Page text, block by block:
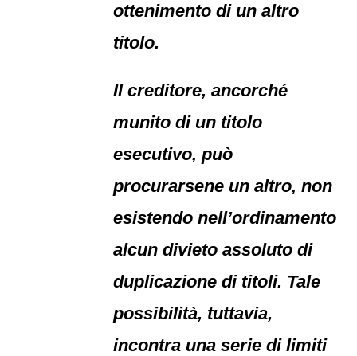
ottenimento di un altro
titolo.
Il creditore, ancorché
munito di un titolo
esecutivo, può
procurarsene un altro, non
esistendo nell’ordinamento
alcun divieto assoluto di
duplicazione di titoli. Tale
possibilità, tuttavia,
incontra una serie di limiti